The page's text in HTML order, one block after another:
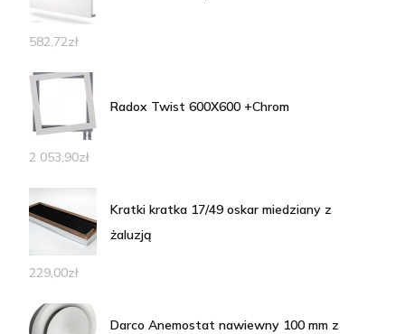
582,72zł
Radox Twist 600X600 +Chrom
2 053,90zł
Kratki kratka 17/49 oskar miedziany z
żaluzją
229,00zł
Darco Anemostat nawiewny 100 mm z